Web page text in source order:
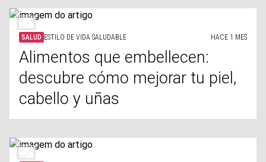
SALUD ESTILO DE VIDA SALUDABLE HACE 1 MES
Alimentos que embellecen:
descubre cómo mejorar tu piel,
cabello y uñas